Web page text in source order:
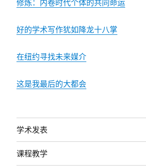
修炼：内卷时代个体的共同命运
好的学术写作犹如降龙十八掌
在纽约寻找未来媒介
这是我最后的大都会
学术发表
课程教学